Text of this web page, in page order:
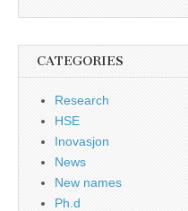
CATEGORIES
Research
HSE
Inovasjon
News
New names
Ph.d